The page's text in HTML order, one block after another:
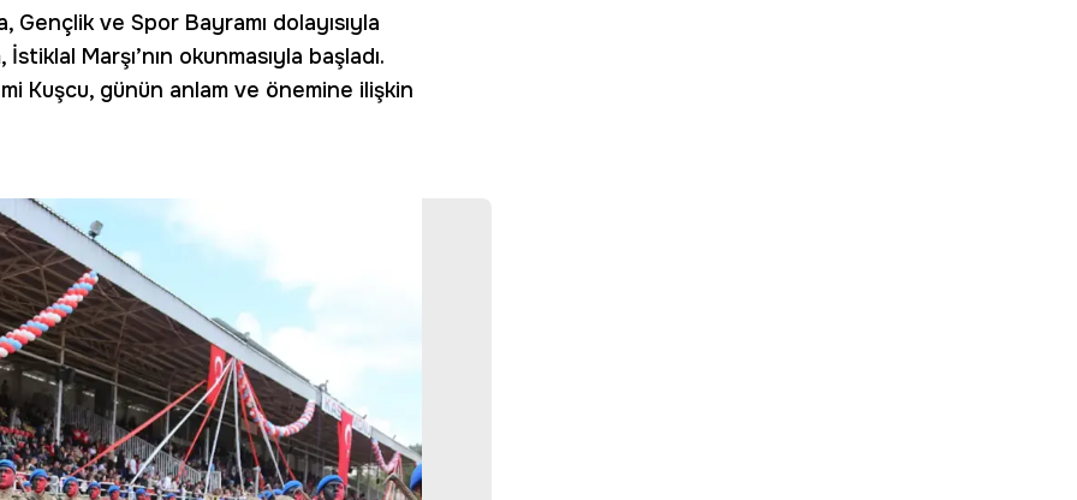
Gençlik ve Spor Bayramı dolayısıyla
Marşı’nın okunmasıyla başladı.
Kuşcu, günün anlam ve önemine ilişkin